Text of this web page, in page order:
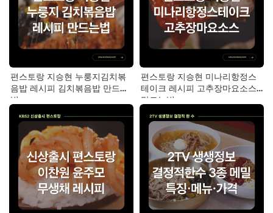
편스토랑 지승현 누룽지김치볶
음밥 레시피 김치볶음밥 만드는
법
편스토랑 지승현 미나리항정스
테이크 레시피 고추장마요소스
만드는법